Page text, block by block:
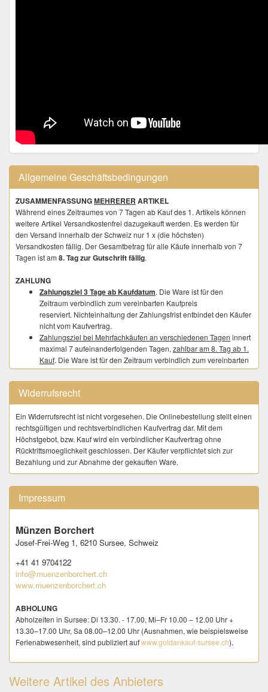
Allgemeine Geschäftsbedingungen
ZUSAMMENFASSUNGMEHRERER ARTIKEL
Während eines Zeitraumes von 7 Tagen ab Kauf des 1. Artikels können
weitere Artikel Versandkostenfrei dazugekauft werden. Es werden für
den Versand innerhalb der Schweiz nur 1 x (die höchsten)
Versandkosten fällig. Der Gesamtbetrag für alle Käufe innerhalb von 7
Tagen ist am 8. Tag zur Gutschrift fällig.
ZAHLUNG
Zahlungsziel 3 Tage ab Kaufdatum. Die Ware ist für den
Zeitraum verbindlich zum vereinbarten Kaufpreis
reserviert. Nichteinhaltung der Zahlungsfrist entbindet den Käufer
nicht vom Kaufvertrag.
Zahlungsziel bei Mehrfachkäufen an verschiedenen Tagen innert
maximal 7 aufeinanderfolgenden Tagen,zahlbar am 8. Tag ab 1.
Kauf. Die Ware ist für den Zeitraum verbindlich zum vereinbarten
Kaufpreis reserviert. Nichteinhaltung der Zahlungsfrist entbindet
den Käufer nicht vom Kaufvertrag.
Bei Bareinzahlung am Postschalter mittels Einzahlungsschein, zzgl. CHF
2.00 für unsere Umtriebe.
- Twint-Zahlung ist möglich bis zu einem Gesamt-Rechnungsbetrag inkl.
Versandkosten in Höhe Fr. 100.00
ABNAHME
Ware wird nach der Bezahlung nicht bei uns eingelagert oder
dem Kauf eine verbindliche Versandadresse zur Verfügung zu stellen.
Der Versand erfolgt nach vollständigem Zahlungseingang die vom
Käufer auf numisauktion.ch hinterlegte Adresse. Eine abweichende
Lieferadresse ist dem Verkäufer sofort nach dem Kauf über das auf
numisauktion bereitgestellte Formular (Kaufen | gekaufte Artikel | Jetzt
Bezahlen - Käufer möchte bezahlen) mitzuteilen.
- Der Versand an My Post 24 - Stationen, sowie "Postlagernd" wird
Versand ins Ausland erfolgt nur sofern explizit angeboten, bis max. CHF
99.00 Warenwert pro Sendung.
ABHOLUNG
13.30–17.00 Uhr, Sa 08.00–12.00 Uhr (Ausnahmen, wie
beispielsweise Ferienabwesenheit, sind publiziert auf
www.goldankauf-sursee.ch .
Widerrufsrecht
Ein Widerrufsrecht ist nicht vorgesehen. Die Onlinebestellung stellt einen
rechtsgültigen und rechtsverbindlichen Kaufvertrag dar. Mit dem
Höchstgebot, bzw. Kauf wird ein verbindlicher Kaufvertrag ohne
Rücktrittsmoeglichkeit geschlossen. Der Käufer verpflichtet sich zur
Bezahlung und zur Abnahme der gekauften Ware.
Impressum
Münzen Borchert
Josef-Frei-Weg 1, 6210 Sursee, Schweiz
+41 41 9704122
info@muenzenborchert.ch
www.muenzenborchert.ch
ABHOLUNG
Abholzeiten in Sursee: Di 13.30. - 17.00, Mi–Fr 10.00 – 12.00 Uhr +
13.30–17.00 Uhr, Sa 08.00–12.00 Uhr (Ausnahmen, wie beispielsweise
Ferienabwesenheit, sind publiziert aufwww.goldankauf-sursee.ch).
Weitere Artikel des Anbieters